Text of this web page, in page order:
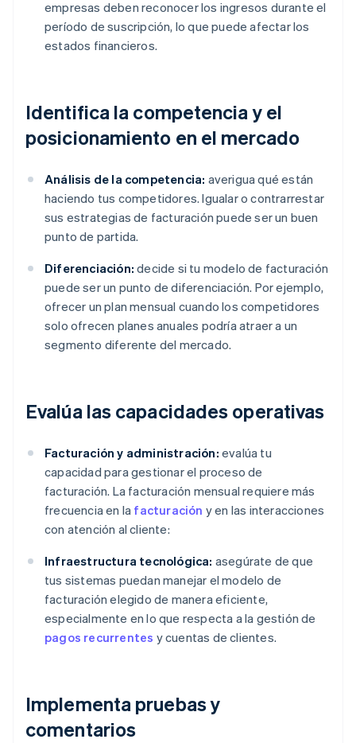
empresas deben reconocer los ingresos durante el
período de suscripción, lo que puede afectar los
estados financieros.
Identifica la competencia y el
posicionamiento en el mercado
Análisis de la competencia: averigua qué están
haciendo tus competidores. Igualar o contrarrestar
sus estrategias de facturación puede ser un buen
punto de partida.
Diferenciación: decide si tu modelo de facturación
puede ser un punto de diferenciación. Por ejemplo,
ofrecer un plan mensual cuando los competidores
solo ofrecen planes anuales podría atraer a un
segmento diferente del mercado.
Evalúa las capacidades operativas
Facturación y administración: evalúa tu
capacidad para gestionar el proceso de
facturación. La facturación mensual requiere más
frecuencia en la facturación y en las interacciones
con atención al cliente:
Infraestructura tecnológica: asegúrate de que
tus sistemas puedan manejar el modelo de
facturación elegido de manera eficiente,
especialmente en lo que respecta a la gestión de
pagos recurrentes y cuentas de clientes.
Implementa pruebas y
comentarios